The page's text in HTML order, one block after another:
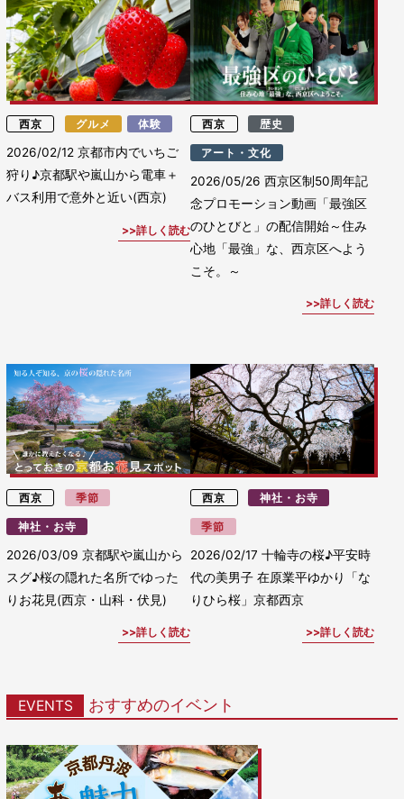
西京 グルメ 体験
2026/02/12京都市内でいちご
狩り♪京都駅や嵐山から電車＋
バス利用で意外と近い(西京)
詳しく読む
西京 歴史
アート・文化
2026/05/26 西京区制50周年記
念プロモーション動画「最強区
のひとびと」の配信開始～住み
心地「最強」な、西京区へよう
こそ。～
詳しく読む
西京 季節
神社・お寺
2026/03/09京都駅や嵐山から
スグ♪桜の隠れた名所でゆった
りお花見(西京・山科・伏見)
詳しく読む
西京 神社・お寺
季節
2026/02/17 十輪寺の桜♪平安時
代の美男子 在原業平ゆかり「な
りひら桜」京都西京
詳しく読む
EVENTS おすすめのイベント